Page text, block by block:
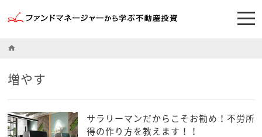
home
増やす
サラリーマンだからこそお勧め！不労所
得の作り方を教えます！！